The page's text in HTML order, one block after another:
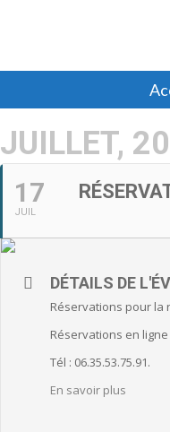
JUILLET,
17
JUIL
DÉTAILS DE
Réservations pour la
Réservations en ligne
Tél : 06.35.53.75.91.
En savoir plus